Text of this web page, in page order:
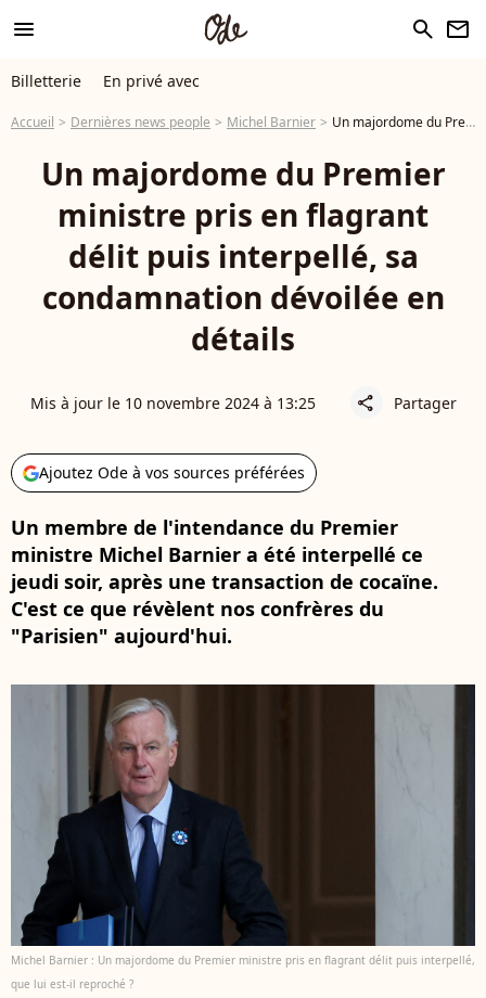
menu search newsletter
Billetterie En privé avec
Accueil Dernières news people Michel Barnier Un majordome du Premier ministre pris en flagrant délit puis interpellé, sa condamnation dévoilée en détails
Un majordome du Premier
ministre pris en flagrant
délit puis interpellé, sa
condamnation dévoilée en
détails
Mis à jour le 10 novembre 2024 à 13:25 share Partager
Ajoutez Ode à vos sources préférées
Un membre de l'intendance du Premier
ministre Michel Barnier a été interpellé ce
jeudi soir, après une transaction de cocaïne.
C'est ce que révèlent nos confrères du
"Parisien" aujourd'hui.
Michel Barnier : Un majordome du Premier ministre pris en flagrant délit puis interpellé,
que lui est-il reproché ?